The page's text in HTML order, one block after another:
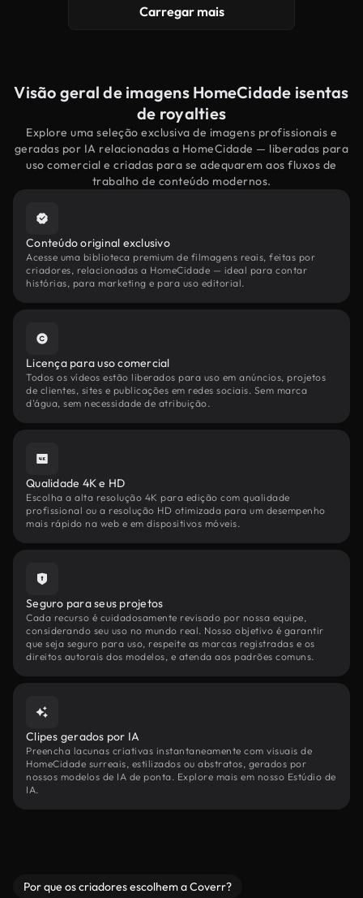
Carregar mais
Visão geral de imagens HomeCidade isentas
de royalties
Explore uma seleção exclusiva de imagens profissionais e
geradas por IA relacionadas a HomeCidade — liberadas para
uso comercial e criadas para se adequarem aos fluxos de
trabalho de conteúdo modernos.
Conteúdo original exclusivo
Acesse uma biblioteca premium de filmagens reais, feitas por
criadores, relacionadas a HomeCidade — ideal para contar
histórias, para marketing e para uso editorial.
Licença para uso comercial
Todos os vídeos estão liberados para uso em anúncios, projetos
de clientes, sites e publicações em redes sociais. Sem marca
d'água, sem necessidade de atribuição.
Qualidade 4K e HD
Escolha a alta resolução 4K para edição com qualidade
profissional ou a resolução HD otimizada para um desempenho
mais rápido na web e em dispositivos móveis.
Seguro para seus projetos
Cada recurso é cuidadosamente revisado por nossa equipe,
considerando seu uso no mundo real. Nosso objetivo é garantir
que seja seguro para uso, respeite as marcas registradas e os
direitos autorais dos modelos, e atenda aos padrões comuns.
Clipes gerados por IA
Preencha lacunas criativas instantaneamente com visuais de
HomeCidade surreais, estilizados ou abstratos, gerados por
nossos modelos de IA de ponta. Explore mais em nosso Estúdio de
IA.
Por que os criadores escolhem a Coverr?